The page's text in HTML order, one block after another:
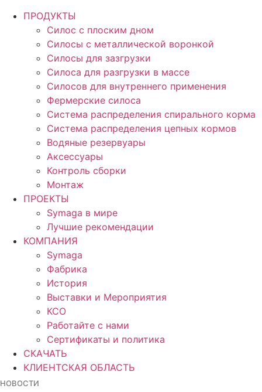
ПРОДУКТЫ
Силос с плоским дном
Силосы с металлической воронкой
Силосы для зазгрузки
Силоса для разгрузки в массе
Силосов для внутреннего применения
Фермерские силоса
Система распределения спирального корма
Система распределения цепных кормов
Водяные резервуары
Аксессуары
Контроль сборки
Монтаж
ПРОЕКТЫ
Symaga в мире
Лучшие рекомендации
КОМПАНИЯ
Symaga
Фабрика
История
Выставки и Мероприятия
КСО
Работайте с нами
Сертификаты и политика
СКАЧАТЬ
КЛИЕНТСКАЯ ОБЛАСТЬ
НОВОСТИ